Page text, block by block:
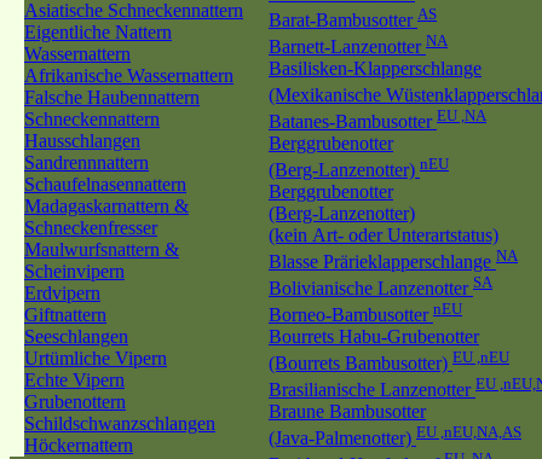
Asiatische Schneckennattern
Eigentliche Nattern
Wassernattern
Afrikanische Wassernattern
Falsche Haubennattern
Schneckennattern
Hausschlangen
Sandrennnattern
Schaufelnasennattern
Madagaskarnattern &
Schneckenfresser
Maulwurfsnattern &
Scheinvipern
Erdvipern
Giftnattern
Seeschlangen
Urtümliche Vipern
Echte Vipern
Grubenottern
Schildschwanzschlangen
Höckernattern
Barat-Bambusotter AS
Barnett-Lanzenotter NA
Basilisken-Klapperschlange
(Mexikanische
Batanes-Bambusotter EU ,NA
Berggrubenotter
(Berg-Lanzenotter) nEU
Berggrubenotter
(Berg-Lanzenotter)
(kein Art- oder Unterartstatus)
Blasse Prärieklapperschlange NA
Bolivianische Lanzenotter SA
Borneo-Bambusotter nEU
Bourrets Habu-Grubenotter
(Bourrets Bambusotter) EU ,nEU
Brasilianische Lanzenotter EU
Braune Bambusotter
(Java-Palmenotter) EU ,nEU,NA,AS